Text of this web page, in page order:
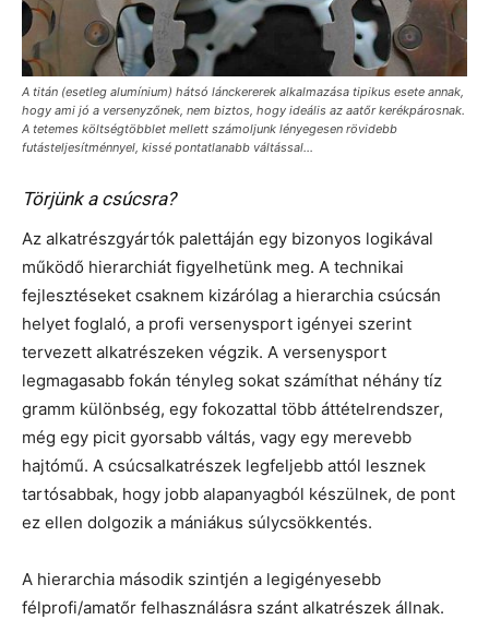
A titán (esetleg alumínium) hátsó lánckererek alkalmazása tipikus esete annak,
hogy ami jó a versenyzőnek, nem biztos, hogy ideális az aatőr kerékpárosnak.
A tetemes költségtöbblet mellett számoljunk lényegesen rövidebb
futásteljesítménnyel, kissé pontatlanabb váltással...
Törjünk a csúcsra?
Az alkatrészgyártók palettáján egy bizonyos logikával
működő hierarchiát figyelhetünk meg. A technikai
fejlesztéseket csaknem kizárólag a hierarchia csúcsán
helyet foglaló, a profi versenysport igényei szerint
tervezett alkatrészeken végzik. A versenysport
legmagasabb fokán tényleg sokat számíthat néhány tíz
gramm különbség, egy fokozattal több áttételrendszer,
még egy picit gyorsabb váltás, vagy egy merevebb
hajtómű. A csúcsalkatrészek legfeljebb attól lesznek
tartósabbak, hogy jobb alapanyagból készülnek, de pont
ez ellen dolgozik a mániákus súlycsökkentés.
A hierarchia második szintjén a legigényesebb
félprofi/amatőr felhasználásra szánt alkatrészek állnak.